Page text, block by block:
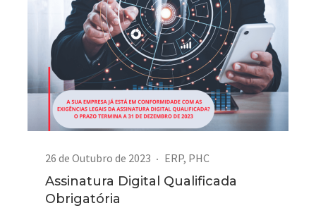
26 de Outubro de 2023 ERP, PHC
Assinatura Digital Qualificada
Obrigatória